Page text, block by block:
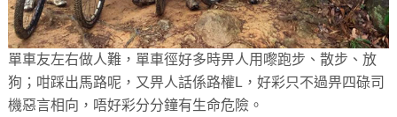
單車友左右做人難，單車徑好多時畀人用嚟跑步、散步、放
狗；咁踩出馬路呢，又畀人話係路權L，好彩只不過畀四碌司
機惡言相向，唔好彩分分鐘有生命危險。